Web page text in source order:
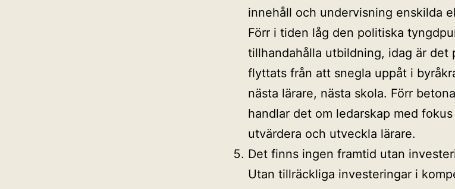
innehåll och undervisning enskilda
Förr i tiden låg den politiska
tillhandahålla utbildning, idag är det
flyttats från att snegla uppåt i
nästa lärare, nästa skola. Förr
handlar det om ledarskap med
utvärdera och utveckla lärare.
Det finns ingen framtid utan
Utan tillräckliga investeringar i